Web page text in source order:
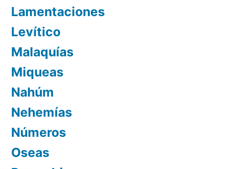
Lamentaciones
Levítico
Malaquías
Miqueas
Nahúm
Nehemías
Números
Oseas